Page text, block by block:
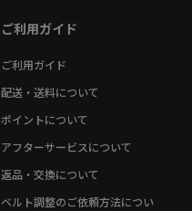
ご利用ガイド
ご利用ガイド
配送・送料について
ポイントについて
アフターサービスについて
返品・交換について
ベルト調整のご依頼方法につい